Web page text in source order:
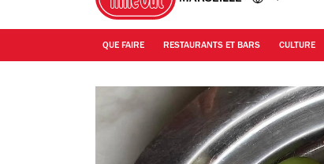
QUE FAIRE RESTAURANTS ET BARS CULTURE